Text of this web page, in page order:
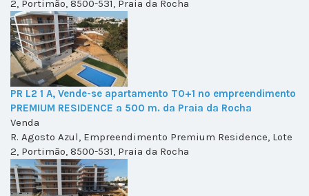
2, Portimão, 8500-531, Praia da Rocha
PR L2 1 A, Vende-se apartamento T0+1 no empreendimento
PREMIUM RESIDENCE a 500 m. da Praia da Rocha
Venda
R. Agosto Azul, Empreendimento Premium Residence, Lote
2, Portimão, 8500-531, Praia da Rocha